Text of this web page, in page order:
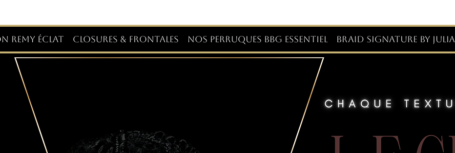
REMY ÉCLAT CLOSURES & FRONTALES NOS PERRUQUES BBG ESSENTIEL BRAID SIGNATURE BY JULIA